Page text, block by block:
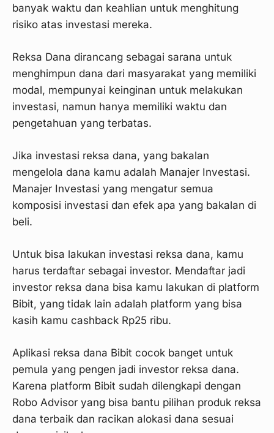
banyak waktu dan keahlian untuk menghitung
risiko atas investasi mereka.
Reksa Dana dirancang sebagai sarana untuk
menghimpun dana dari masyarakat yang memiliki
modal, mempunyai keinginan untuk melakukan
investasi, namun hanya memiliki waktu dan
pengetahuan yang terbatas.
Jika investasi reksa dana, yang bakalan
mengelola dana kamu adalah Manajer Investasi.
Manajer Investasi yang mengatur semua
komposisi investasi dan efek apa yang bakalan di
beli.
Untuk bisa lakukan investasi reksa dana, kamu
harus terdaftar sebagai investor. Mendaftar jadi
investor reksa dana bisa kamu lakukan di platform
Bibit, yang tidak lain adalah platform yang bisa
kasih kamu cashback Rp25 ribu.
Aplikasi reksa dana Bibit cocok banget untuk
pemula yang pengen jadi investor reksa dana.
Karena platform Bibit sudah dilengkapi dengan
Robo Advisor yang bisa bantu pilihan produk reksa
dana terbaik dan racikan alokasi dana sesuai